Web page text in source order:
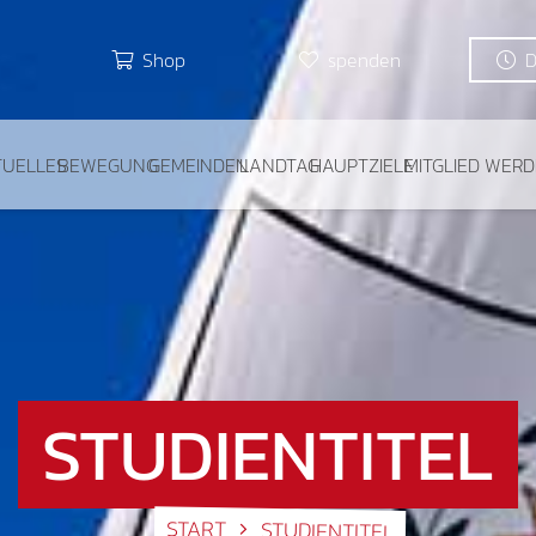
Shop spenden
BEWEGUNGGEMEINDENLANDTAGHAUPTZIELEMITGLIED
STUDIENTITEL
START